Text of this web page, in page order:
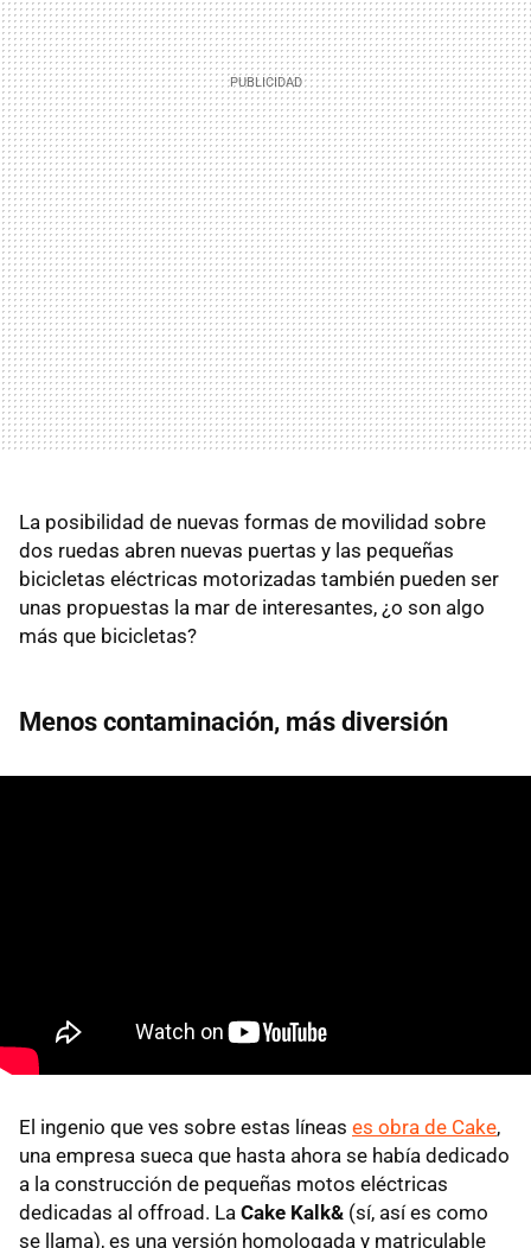
La posibilidad de nuevas formas de movilidad sobre
dos ruedas abren nuevas puertas y las pequeñas
bicicletas eléctricas motorizadas también pueden ser
unas propuestas la mar de interesantes, ¿o son algo
más que bicicletas?
Menos contaminación, más diversión
El ingenio que ves sobre estas líneas es obra de Cake,
una empresa sueca que hasta ahora se había dedicado
a la construcción de pequeñas motos eléctricas
dedicadas al offroad. La Cake Kalk& (sí, así es como
se llama), es una versión homologada y matriculable